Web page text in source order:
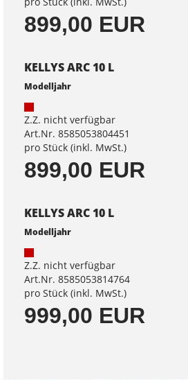
899,00 EUR
KELLYS ARC 10 L
Modelljahr
Z.Z. nicht verfügbar
Art.Nr. 8585053804451
pro Stück (inkl. MwSt.)
899,00 EUR
KELLYS ARC 10 L
Modelljahr
Z.Z. nicht verfügbar
Art.Nr. 8585053814764
pro Stück (inkl. MwSt.)
999,00 EUR